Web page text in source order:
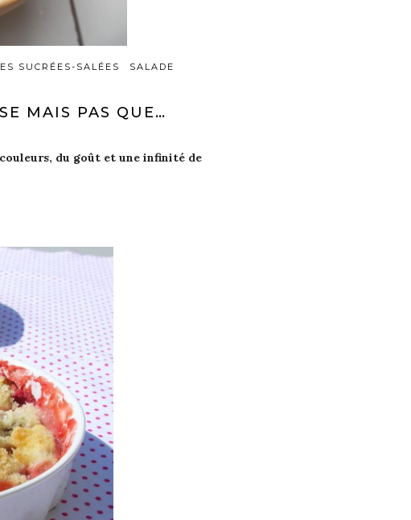
SUCRÉES-SALÉES
SALADE
MAIS PAS QUE…
couleurs, du goût et une infinité de